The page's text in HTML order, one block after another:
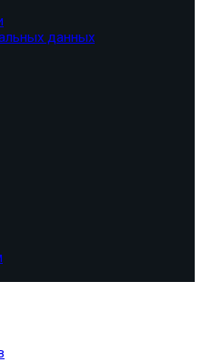
данных